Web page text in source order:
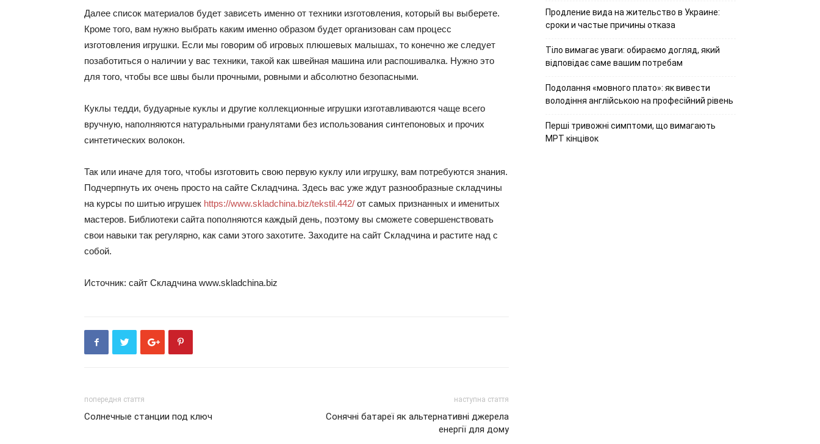
Далее список материалов будет зависеть именно от техники изготовления, который вы выберете.
Кроме того, вам нужно выбрать каким именно образом будет организован сам процесс
изготовления игрушки. Если мы говорим об игровых плюшевых малышах, то конечно же следует
позаботиться о наличии у вас техники, такой как швейная машина или распошивалка. Нужно это
для того, чтобы все швы были прочными, ровными и абсолютно безопасными.
Куклы тедди, будуарные куклы и другие коллекционные игрушки изготавливаются чаще всего
вручную, наполняются натуральными гранулятами без использования синтепоновых и прочих
синтетических волокон.
Так или иначе для того, чтобы изготовить свою первую куклу или игрушку, вам потребуются знания.
Подчерпнуть их очень просто на сайте Складчина. Здесь вас уже ждут разнообразные складчины
на курсы по шитью игрушек https://www.skladchina.biz/tekstil.442/ от самых признанных и именитых
мастеров. Библиотеки сайта пополняются каждый день, поэтому вы сможете совершенствовать
свои навыки так регулярно, как сами этого захотите. Заходите на сайт Складчина и растите над с
собой.
Источник: сайт Складчина www.skladchina.biz
попередня стаття
Солнечные станции под ключ
наступна стаття
Сонячні батареї як альтернативні джерела
енергії для дому
Продление вида на жительство в Украине:
сроки и частые причины отказа
Тіло вимагає уваги: обираємо догляд, який
відповідає саме вашим потребам
Подолання «мовного плато»: як вивести
володіння англійською на професійний рівень
Перші тривожні симптоми, що вимагають
МРТ кінцівок